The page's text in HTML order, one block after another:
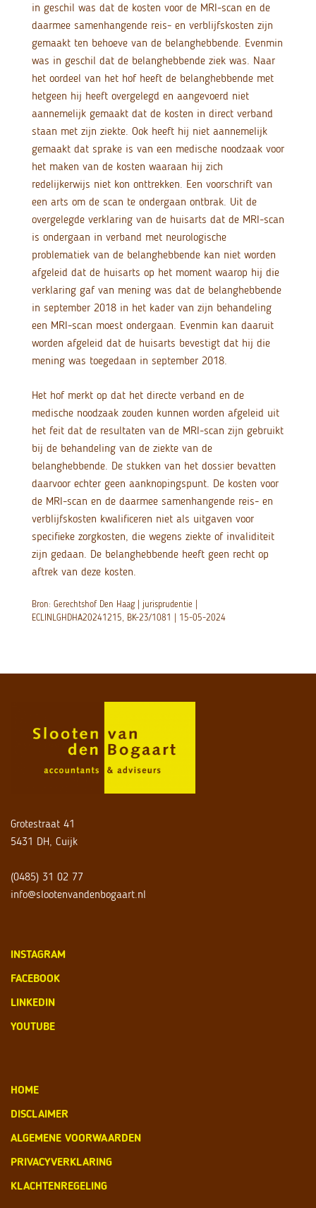
in geschil was dat de kosten voor de MRI-scan en de
daarmee samenhangende reis- en verblijfskosten zijn
gemaakt ten behoeve van de belanghebbende. Evenmin
was in geschil dat de belanghebbende ziek was. Naar
het oordeel van het hof heeft de belanghebbende met
hetgeen hij heeft overgelegd en aangevoerd niet
aannemelijk gemaakt dat de kosten in direct verband
staan met zijn ziekte. Ook heeft hij niet aannemelijk
gemaakt dat sprake is van een medische noodzaak voor
het maken van de kosten waaraan hij zich
redelijkerwijs niet kon onttrekken. Een voorschrift van
een arts om de scan te ondergaan ontbrak. Uit de
overgelegde verklaring van de huisarts dat de MRI-scan
is ondergaan in verband met neurologische
problematiek van de belanghebbende kan niet worden
afgeleid dat de huisarts op het moment waarop hij die
verklaring gaf van mening was dat de belanghebbende
in september 2018 in het kader van zijn behandeling
een MRI-scan moest ondergaan. Evenmin kan daaruit
worden afgeleid dat de huisarts bevestigt dat hij die
mening was toegedaan in september 2018.
Het hof merkt op dat het directe verband en de
medische noodzaak zouden kunnen worden afgeleid uit
het feit dat de resultaten van de MRI-scan zijn gebruikt
bij de behandeling van de ziekte van de
belanghebbende. De stukken van het dossier bevatten
daarvoor echter geen aanknopingspunt. De kosten voor
de MRI-scan en de daarmee samenhangende reis- en
verblijfskosten kwalificeren niet als uitgaven voor
specifieke zorgkosten, die wegens ziekte of invaliditeit
zijn gedaan. De belanghebbende heeft geen recht op
aftrek van deze kosten.
Bron: Gerechtshof Den Haag | jurisprudentie |
ECLINLGHDHA20241215, BK-23/1081 | 15-05-2024
Grotestraat 41
5431 DH, Cuijk
(0485) 31 02 77
info@slootenvandenbogaart.nl
INSTAGRAM
FACEBOOK
LINKEDIN
YOUTUBE
HOME
DISCLAIMER
ALGEMENE VOORWAARDEN
PRIVACYVERKLARING
KLACHTENREGELING